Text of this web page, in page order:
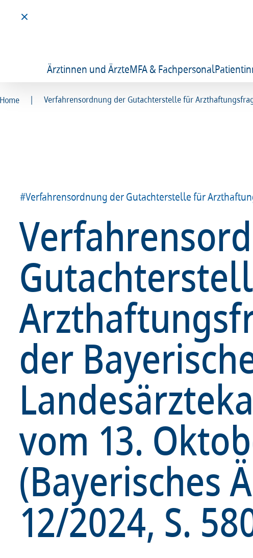
Ärztinnen und ÄrzteMFA & Fachpersonal
Home | Verfahrensordnung der Gutachterstelle für
#Verfahrensordnung der Gutachterstelle für
der
vom 13.
(Bayerisches
12/2024, S.